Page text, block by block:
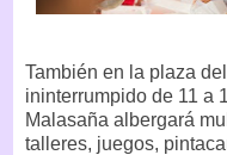
También en la plaza
ininterrumpido de 11 a
Malasaña albergará
talleres, juegos,